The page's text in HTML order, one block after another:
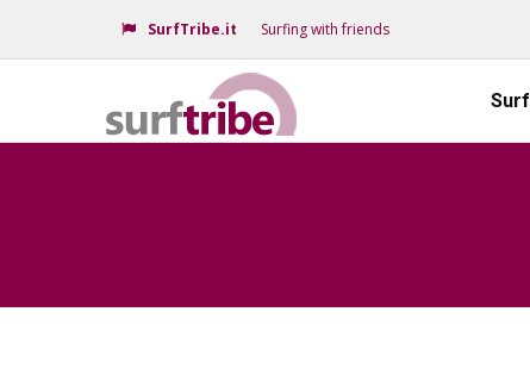
SurfTribe.it Surfing with friends
Surf